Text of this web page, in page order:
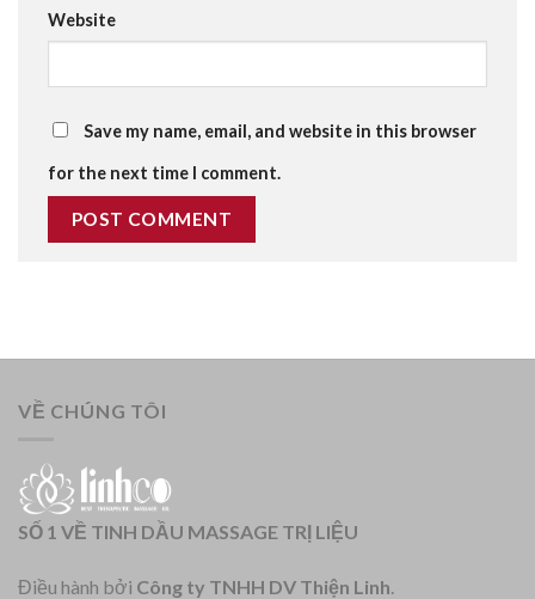
Website
Save my name, email, and website in this browser
for the next time I comment.
VỀ CHÚNG TÔI
SỐ 1 VỀ TINH DẦU MASSAGE TRỊ LIỆU
Điều hành bởi Công ty TNHH DV Thiện Linh.